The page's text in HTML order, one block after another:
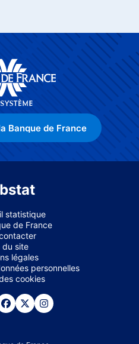
Banque de France
statistique
de France
du site
légales
personnelles
cookies